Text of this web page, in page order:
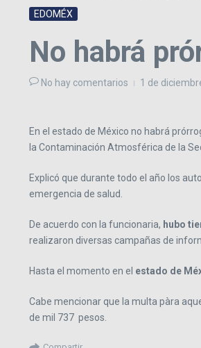
EDOMÉX
No habrá
No hay comentarios 1 de
En el estado de México no habrá
la Contaminación Atmosférica de la
Explicó que durante todo el año los
emergencia de salud.
De acuerdo con la funcionaria, hubo
realizaron diversas campañas de
Hasta el momento en el estado de
Cabe mencionar que la multa pàra
de mil 737 pesos.